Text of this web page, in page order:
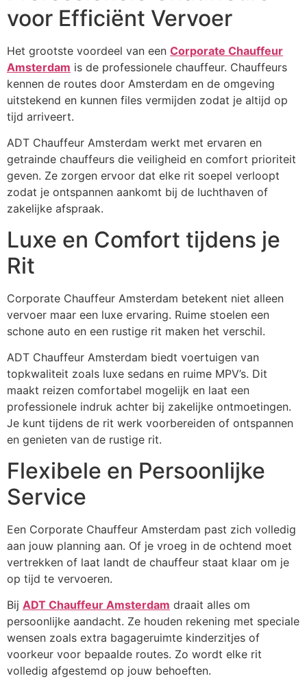
voor Efficiënt Vervoer
Het grootste voordeel van een Corporate Chauffeur
Amsterdam is de professionele chauffeur. Chauffeurs
kennen de routes door Amsterdam en de omgeving
uitstekend en kunnen files vermijden zodat je altijd op
tijd arriveert.
ADT Chauffeur Amsterdam werkt met ervaren en
getrainde chauffeurs die veiligheid en comfort prioriteit
geven. Ze zorgen ervoor dat elke rit soepel verloopt
zodat je ontspannen aankomt bij de luchthaven of
zakelijke afspraak.
Luxe en Comfort tijdens je
Rit
Corporate Chauffeur Amsterdam betekent niet alleen
vervoer maar een luxe ervaring. Ruime stoelen een
schone auto en een rustige rit maken het verschil.
ADT Chauffeur Amsterdam biedt voertuigen van
topkwaliteit zoals luxe sedans en ruime MPV’s. Dit
maakt reizen comfortabel mogelijk en laat een
professionele indruk achter bij zakelijke ontmoetingen.
Je kunt tijdens de rit werk voorbereiden of ontspannen
en genieten van de rustige rit.
Flexibele en Persoonlijke
Service
Een Corporate Chauffeur Amsterdam past zich volledig
aan jouw planning aan. Of je vroeg in de ochtend moet
vertrekken of laat landt de chauffeur staat klaar om je
op tijd te vervoeren.
Bij ADT Chauffeur Amsterdam draait alles om
persoonlijke aandacht. Ze houden rekening met speciale
wensen zoals extra bagageruimte kinderzitjes of
voorkeur voor bepaalde routes. Zo wordt elke rit
volledig afgestemd op jouw behoeften.